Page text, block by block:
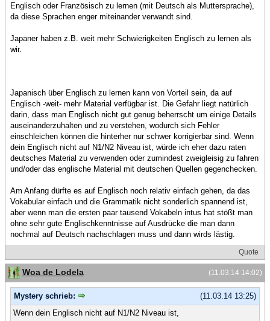
Englisch oder Französisch zu lernen (mit Deutsch als Muttersprache),
da diese Sprachen enger miteinander verwandt sind.
Japaner haben z.B. weit mehr Schwierigkeiten Englisch zu lernen als
wir.
Japanisch über Englisch zu lernen kann von Vorteil sein, da auf
Englisch -weit- mehr Material verfügbar ist. Die Gefahr liegt natürlich
darin, dass man Englisch nicht gut genug beherrscht um einige Details
auseinanderzuhalten und zu verstehen, wodurch sich Fehler
einschleichen können die hinterher nur schwer korrigierbar sind. Wenn
dein Englisch nicht auf N1/N2 Niveau ist, würde ich eher dazu raten
deutsches Material zu verwenden oder zumindest zweigleisig zu fahren
und/oder das englische Material mit deutschen Quellen gegenchecken.
Am Anfang dürfte es auf Englisch noch relativ einfach gehen, da das
Vokabular einfach und die Grammatik nicht sonderlich spannend ist,
aber wenn man die ersten paar tausend Vokabeln intus hat stößt man
ohne sehr gute Englischkenntnisse auf Ausdrücke die man dann
nochmal auf Deutsch nachschlagen muss und dann wirds lästig.
Quote
(11.03.14 14:02)
Woa de Lodela
(11.03.14 13:25)
Mystery schrieb:
Wenn dein Englisch nicht auf N1/N2 Niveau ist,